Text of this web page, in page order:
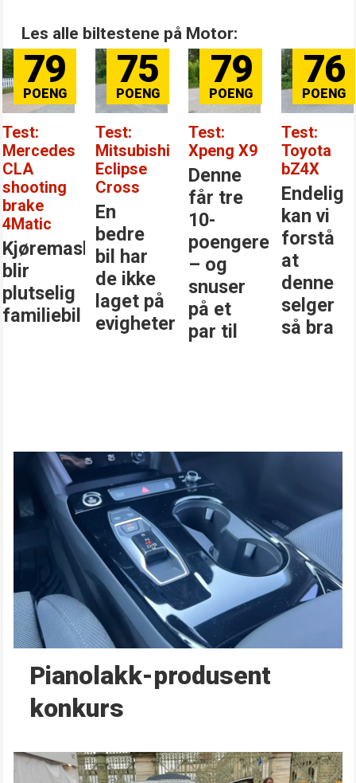
Les alle biltestene på Motor:
79
Test:
Mercedes
CLA
shooting
brake
4Matic
Kjøremaskinen
blir
plutselig
familiebil
75
Test:
Mitsubishi
Eclipse
Cross
En
bedre
bil har
de ikke
laget på
evigheter
79
Test:
Xpeng X9
Denne
får tre
10-
poengere
– og
snuser
på et
par til
76
Test:
Toyota
bZ4X
Endelig
kan vi
forstå
at
denne
selger
så bra
Pianolakk-produsent
konkurs